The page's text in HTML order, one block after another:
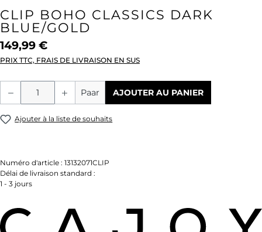
CLIP BOHO CLASSICS DARK
BLUE/GOLD
149,99 €
PRIX TTC, FRAIS DE LIVRAISON EN SUS
Quantité de produit : Entrez la
Paar AJOUTER AU PANIER
Ajouter à la liste de souhaits
Numéro d'article : 13132071CLIP
Délai de livraison standard :
1 - 3 jours